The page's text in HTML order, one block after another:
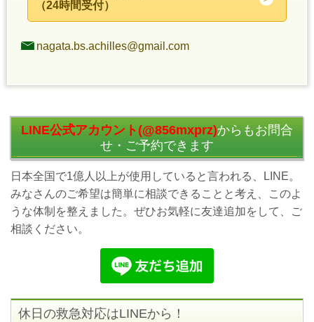
（24時間受付）
nagata.bs.achilles@gmail.com
LINE公式アカウント(@856mxprz)からもお問合
せ・ご予約できます
日本全国で1億人以上が使用していると言われる、LINE。
みなさんのご希望は簡単に相談できることと考え、このよ
うな体制を整えました。ぜひお気軽に友達追加をして、ご
相談ください。
休日の救急対応はLINEから！